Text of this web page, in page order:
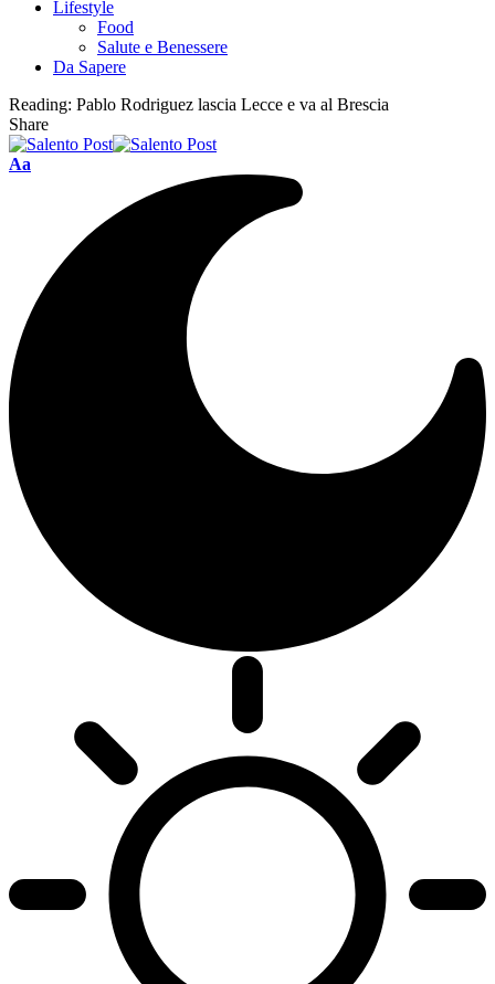
Lifestyle
Food
Salute e Benessere
Da Sapere
Reading: Pablo Rodriguez lascia Lecce e va al Brescia
Share
Aa